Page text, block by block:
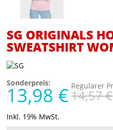
SG ORIGINALS
SWEATSHIRT
Sonderpreis:
13,98 € Regulärer
14,57 €
Inkl. 19% MwSt.